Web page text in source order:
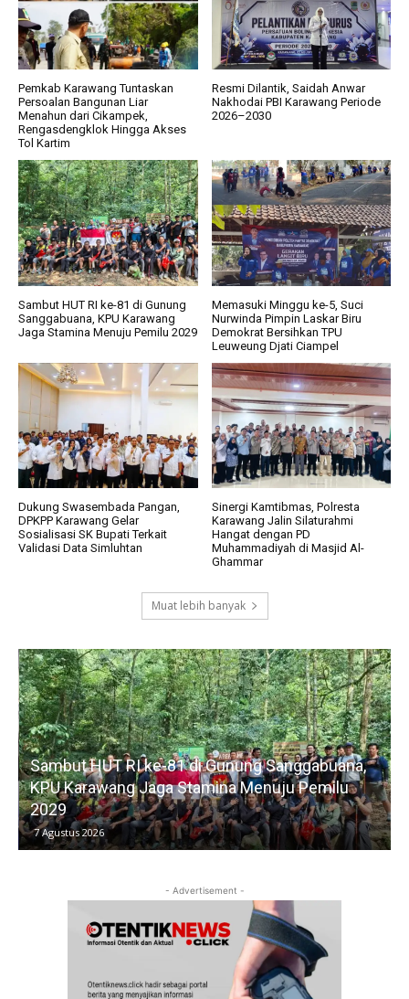
Pemkab Karawang Tuntaskan
Persoalan Bangunan Liar
Menahun dari Cikampek,
Rengasdengklok Hingga Akses
Tol Kartim
Resmi Dilantik, Saidah Anwar
Nakhodai PBI Karawang Periode
2026–2030
Sambut HUT RI ke-81 di Gunung
Sanggabuana, KPU Karawang
Jaga Stamina Menuju Pemilu 2029
Memasuki Minggu ke-5, Suci
Nurwinda Pimpin Laskar Biru
Demokrat Bersihkan TPU
Leuweung Djati Ciampel
Dukung Swasembada Pangan,
DPKPP Karawang Gelar
Sosialisasi SK Bupati Terkait
Validasi Data Simluhtan
Sinergi Kamtibmas, Polresta
Karawang Jalin Silaturahmi
Hangat dengan PD
Muhammadiyah di Masjid Al-
Ghammar
Muat lebih banyak
Sambut HUT RI ke-81 di Gunung Sanggabuana,
KPU Karawang Jaga Stamina Menuju Pemilu
2029
7 Agustus 2026
- Advertisement -